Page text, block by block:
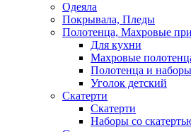
Одеяла
Покрывала, Пледы
Полотенца, Махровые
Для кухни
Махровые
Полотенца и
Уголок детский
Скатерти
Скатерти
Наборы со